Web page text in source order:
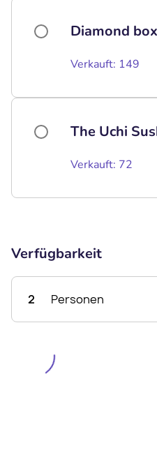
Diamond
Verkauft: 149
The Uchi
Verkauft: 72
Verfügbarkeit
2 Personen